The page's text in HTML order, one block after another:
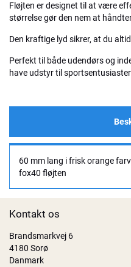
Fløjten er designet til at være
størrelse gør den nem at
Den kraftige lyd sikrer, at du
Perfekt til både udendørs og
have udstyr til
60 mm lang i frisk orange
fox40 fløjten
Kontakt os
Brandsmarkvej 6
4180 Sorø
Danmark